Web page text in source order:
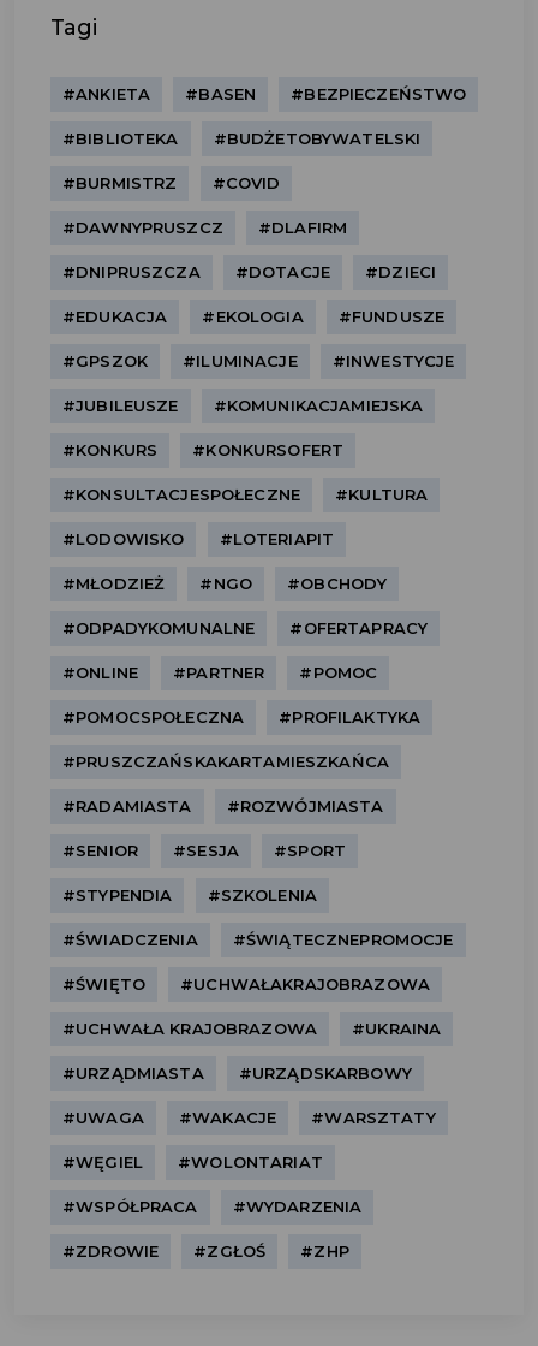
Tagi
#ANKIETA #BASEN #BEZPIECZEŃSTWO
#BIBLIOTEKA #BUDŻETOBYWATELSKI
#BURMISTRZ #COVID
#DAWNYPRUSZCZ #DLAFIRM
#DNIPRUSZCZA #DOTACJE #DZIECI
#EDUKACJA #EKOLOGIA #FUNDUSZE
#GPSZOK #ILUMINACJE #INWESTYCJE
#JUBILEUSZE #KOMUNIKACJAMIEJSKA
#KONKURS #KONKURSOFERT
#KONSULTACJESPOŁECZNE #KULTURA
#LODOWISKO #LOTERIAPIT
#MŁODZIEŻ #NGO #OBCHODY
#ODPADYKOMUNALNE #OFERTAPRACY
#ONLINE #PARTNER #POMOC
#POMOCSPOŁECZNA #PROFILAKTYKA
#PRUSZCZAŃSKAKARTAMIESZKAŃCA
#RADAMIASTA #ROZWÓJMIASTA
#SENIOR #SESJA #SPORT
#STYPENDIA #SZKOLENIA
#ŚWIADCZENIA #ŚWIĄTECZNEPROMOCJE
#ŚWIĘTO #UCHWAŁAKRAJOBRAZOWA
#UCHWAŁA KRAJOBRAZOWA #UKRAINA
#URZĄDMIASTA #URZĄDSKARBOWY
#UWAGA #WAKACJE #WARSZTATY
#WĘGIEL #WOLONTARIAT
#WSPÓŁPRACA #WYDARZENIA
#ZDROWIE #ZGŁOŚ #ZHP